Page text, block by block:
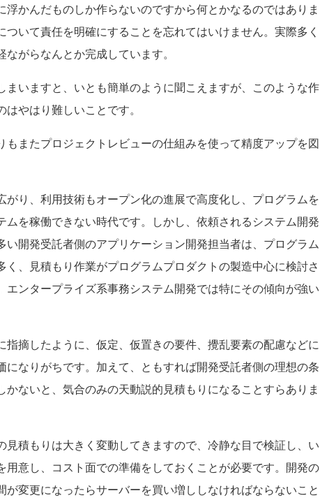
浮かんだものしか作らないのですから何とかなるのではありま
いて責任を明確にすることを忘れてはいけません。実際多く
がらなんとか完成しています。
いますと、いとも簡単のように聞こえますが、このような作
やはり難しいことです。
またプロジェクトレビューの仕組みを使って精度アップを図
り、利用技術もオープン化の進展で高度化し、プログラムを
ムを稼働できない時代です。しかし、依頼されるシステム開発
い開発受託者側のアプリケーション開発担当者は、プログラム
く、見積もり作業がプログラムプロダクトの製造中心に検討さ
エンタープライズ系事務システム開発では特にその傾向が強い
摘したように、仮定、仮置きの要件、攪乱要素の配慮などに
になりがちです。加えて、ともすれば開発受託者側の理想の条
かないと、気合のみの天動説的見積もりになることすらありま
積もりは大きく変動してきますので、冷静な目で検証し、い
用意し、コスト面での準備をしておくことが必要です。開発の
が変更になったらサーバーを買い増ししなければならないこと